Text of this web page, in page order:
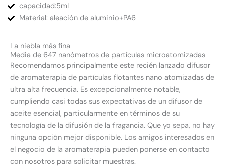
capacidad:5ml
Material: aleación de aluminio+PA6
La niebla más fina
Media de 647 nanómetros de partículas microatomizadas
Recomendamos principalmente este recién lanzado difusor
de aromaterapia de partículas flotantes nano atomizadas de
ultra alta frecuencia. Es excepcionalmente notable,
cumpliendo casi todas sus expectativas de un difusor de
aceite esencial, particularmente en términos de su
tecnología de la difusión de la fragancia. Que yo sepa, no hay
ninguna opción mejor disponible. Los amigos interesados en
el negocio de la aromaterapia pueden ponerse en contacto
con nosotros para solicitar muestras.